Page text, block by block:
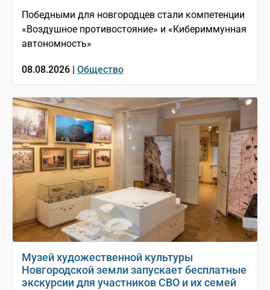
Победными для новгородцев стали компетенции
«Воздушное противостояние» и «Кибериммунная
автономность»
08.08.2026 | Общество
Музей художественной культуры
Новгородской земли запускает бесплатные
экскурсии для участников СВО и их семей